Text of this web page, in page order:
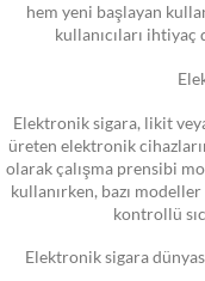
hem yeni başlayan
kullanıcıları
Elektronik sigara, likit
üreten elektronik
olarak çalışma prensibi
kullanırken, bazı
kontrollü
Elektronik sigara